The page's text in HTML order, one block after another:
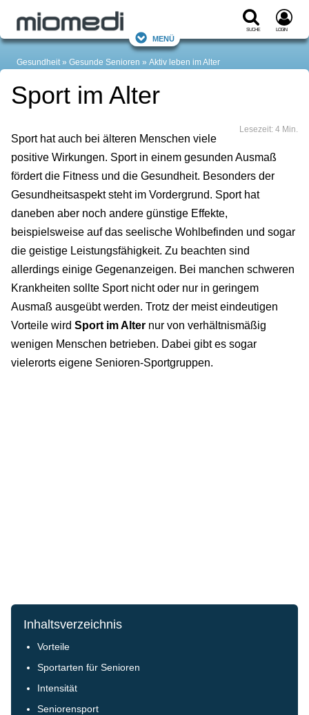
Suche Login
Menü
Gesundheit Gesunde Senioren Aktiv leben im Alter
Sport im Alter
Lesezeit: 4 Min.
Sport hat auch bei älteren Menschen viele
positive Wirkungen. Sport in einem gesunden Ausmaß
fördert die Fitness und die Gesundheit. Besonders der
Gesundheitsaspekt steht im Vordergrund. Sport hat
daneben aber noch andere günstige Effekte,
beispielsweise auf das seelische Wohlbefinden und sogar
die geistige Leistungsfähigkeit. Zu beachten sind
allerdings einige Gegenanzeigen. Bei manchen schweren
Krankheiten sollte Sport nicht oder nur in geringem
Ausmaß ausgeübt werden. Trotz der meist eindeutigen
Vorteile wird Sport im Alter nur von verhältnismäßig
wenigen Menschen betrieben. Dabei gibt es sogar
vielerorts eigene Senioren-Sportgruppen.
Inhaltsverzeichnis
Vorteile
Sportarten für Senioren
Intensität
Seniorensport